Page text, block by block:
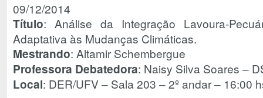
09/12/2014
Título: Análise da Integração Lavoura-
Adaptativa às Mudanças Climáticas.
Mestrando: Altamir Schembergue
Professora Debatedora: Naisy Silva Soares –
Local: DER/UFV – Sala 203 – 2º andar – 16:00